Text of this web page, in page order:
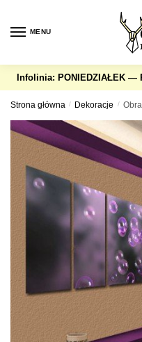
navigation
content
MENU
Infolinia: PONIEDZIAŁEK —
Strona główna / Dekoracje /